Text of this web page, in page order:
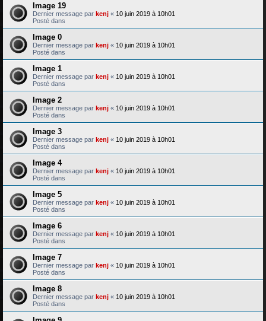
Image 19
Dernier message par kenj « 10 juin 2019 à 10h01
Posté dans
Image 0
Dernier message par kenj « 10 juin 2019 à 10h01
Posté dans
Image 1
Dernier message par kenj « 10 juin 2019 à 10h01
Posté dans
Image 2
Dernier message par kenj « 10 juin 2019 à 10h01
Posté dans
Image 3
Dernier message par kenj « 10 juin 2019 à 10h01
Posté dans
Image 4
Dernier message par kenj « 10 juin 2019 à 10h01
Posté dans
Image 5
Dernier message par kenj « 10 juin 2019 à 10h01
Posté dans
Image 6
Dernier message par kenj « 10 juin 2019 à 10h01
Posté dans
Image 7
Dernier message par kenj « 10 juin 2019 à 10h01
Posté dans
Image 8
Dernier message par kenj « 10 juin 2019 à 10h01
Posté dans